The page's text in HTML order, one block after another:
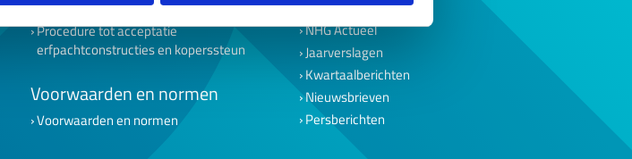
Inlog geldverstrekkers
Procedure tot acceptatie
erfpachtconstructies en koperssteun
Voorwaarden en normen
Voorwaarden en normen
NHG Actueel
Jaarverslagen
Kwartaalberichten
Nieuwsbrieven
Persberichten